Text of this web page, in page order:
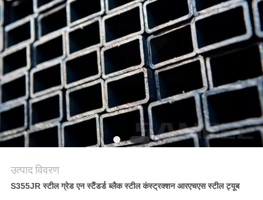
साइटमैप
गोपनीयता
नीति
उत्पाद विवरण
S355JR स्टील ग्रेड एन स्टैंडर्ड ब्लैक स्टील कंस्ट्रक्शन आरएचएस स्टील ट्यूब